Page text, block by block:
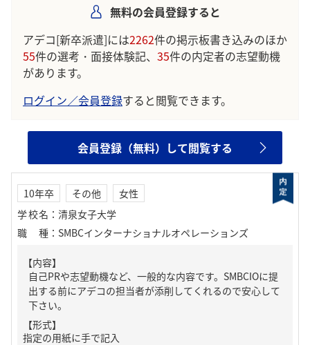
無料の会員登録すると
アデコ[新卒派遣]には2262件の掲示板書き込みのほか
55件の選考・面接体験記、 35件の内定者の志望動機
があります。
ログイン／会員登録すると閲覧できます。
会員登録（無料）して閲覧する
10年卒 その他
女性
学校名 ： 清泉女子大学
職種 ： SMBCインターナショナルオペレーションズ
【内容】
自己PRや志望動機など、一般的な内容です。SMBCIOに提
出する前にアデコの担当者が添削してくれるので安心して
下さい。
【形式】
指定の用紙に手で記入